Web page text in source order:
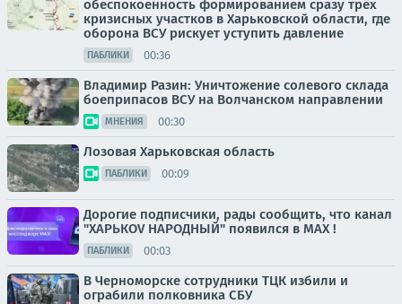
обеспокоенность формированием сразу трёх
кризисных участков в Харьковской области, где
оборона ВСУ рискует уступить давление
ПАБЛИКИ 00:36
Владимир Разин: Уничтожение солевого склада
боеприпасов ВСУ на Волчанском направлении
МНЕНИЯ 00:30
Лозовая Харьковская область
ПАБЛИКИ 00:09
Дорогие подписчики, рады сообщить, что канал
"ХАРЬКОV НАРОДНЫЙ" появился в MAX !
ПАБЛИКИ 00:03
В Черноморске сотрудники ТЦК избили и
ограбили полковника СБУ